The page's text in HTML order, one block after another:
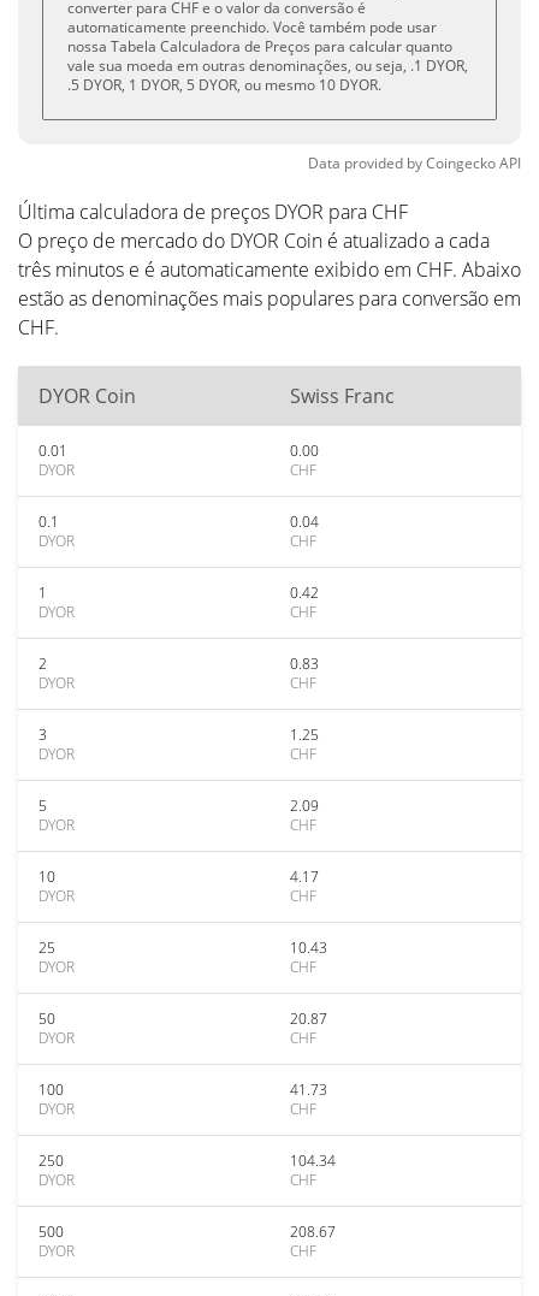
converter para CHF e o valor da conversão é
automaticamente preenchido. Você também pode usar
nossa Tabela Calculadora de Preços para calcular quanto
vale sua moeda em outras denominações, ou seja, .1 DYOR,
.5 DYOR, 1 DYOR, 5 DYOR, ou mesmo 10 DYOR.
Data provided byCoingeckoAPI
Última calculadora de preços DYOR para CHF
O preço de mercado do DYOR Coin é atualizado a cada
três minutos e é automaticamente exibido em CHF. Abaixo
estão as denominações mais populares para conversão em
CHF.
DYOR Coin Swiss Franc
0.01
DYOR
0.00
CHF
0.1
DYOR
0.04
CHF
1
DYOR
0.42
CHF
2
DYOR
0.83
CHF
3
DYOR
1.25
CHF
5
DYOR
2.09
CHF
10
DYOR
4.17
CHF
25
DYOR
10.43
CHF
50
DYOR
20.87
CHF
100
DYOR
41.73
CHF
250
DYOR
104.34
CHF
500
DYOR
208.67
CHF